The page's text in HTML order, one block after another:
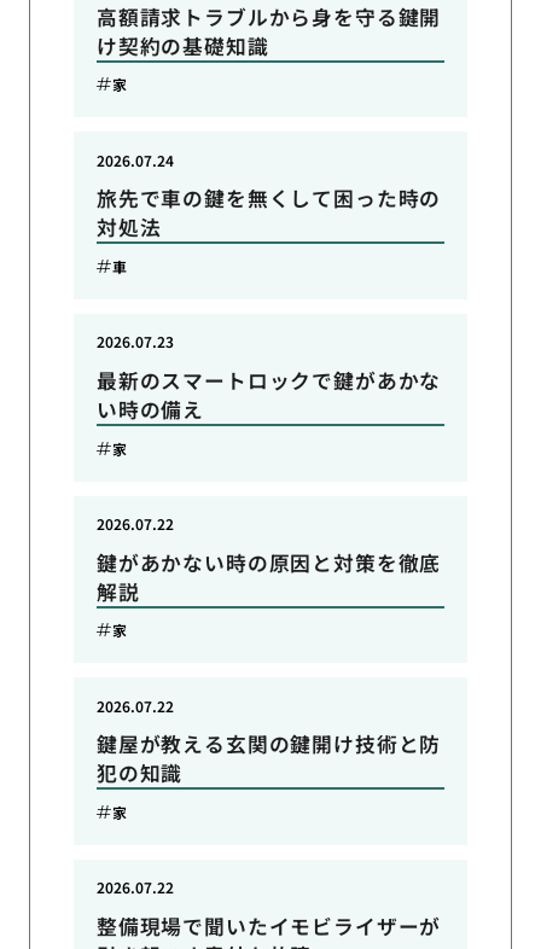
高額請求トラブルから身を守る鍵開
け契約の基礎知識
家
旅先で車の鍵を無くして困った時の
対処法
2026.07.24
車
最新のスマートロックで鍵があかな
い時の備え
2026.07.23
家
鍵があかない時の原因と対策を徹底
解説
2026.07.22
家
鍵屋が教える玄関の鍵開け技術と防
犯の知識
2026.07.22
家
整備現場で聞いたイモビライザーが
2026.07.22